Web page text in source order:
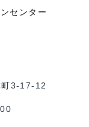
センター
3-17-12